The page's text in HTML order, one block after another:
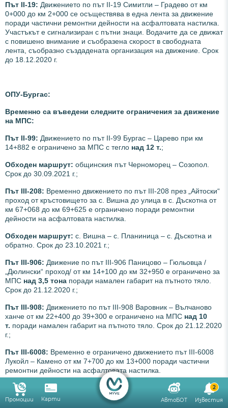
Промоции Карти АвтоБОТ
2
Известия
Път ІІ-19: Движението по път IІ-19 Симитли – Градево от км
0+000 до км 2+000 се осъществява в една лента за движение
поради частични ремонтни дейности на асфалтовата настилка.
Участъкът е сигнализиран с пътни знаци. Водачите да се движат
с повишено внимание и съобразена скорост в свободната
лента, съобразно създадената организация на движение. Срок
до 18.12.2020 г.
ОПУ-Бургас:
Временно са въведени следните ограничения за движение
на МПС:
Път II-99: Движението по път ІІ-99 Бургас – Царево при км
14+882 е ограничено за МПС с тегло над 12 т.;
Обходен маршрут: общинския път Черноморец – Созопол.
Срок до 30.09.2021 г.;
Път III-208: Временно движението по път ІІІ-208 през „Айтоски“
проход от кръстовището за с. Вишна до улица в с. Дъскотна от
км 67+068 до км 69+625 е ограничено поради ремонтни
дейности на асфалтовата настилка.
Обходен маршрут: с. Вишна – с. Планиница – с. Дъскотна и
обратно. Срок до 23.10.2021 г.;
Път III-906: Движение по път III-906 Паницово – Гюльовца /
„Дюлински“ проход/ от км 14+100 до км 32+950 е ограничено за
МПС над 3,5 тона поради намален габарит на пътното тяло.
Срок до 21.12.2020 г.;
Път III-908: Движението по път III-908 Варовник – Вълчаново
ханче от км 22+400 до 39+300 е ограничено на МПС над 10
т. поради намален габарит на пътното тяло. Срок до 21.12.2020
г.;
Път III-6008: Временно е ограничено движението път III-6008
Лукойл – Камено от км 7+700 до км 13+000 поради частични
ремонтни дейности на асфалтовата настилка.
Обходен маршрут:
Път I-6 Карнобат – Бургас – АМ „Тракия“ –
Камено. Водачите да се движат с повишено внимание и